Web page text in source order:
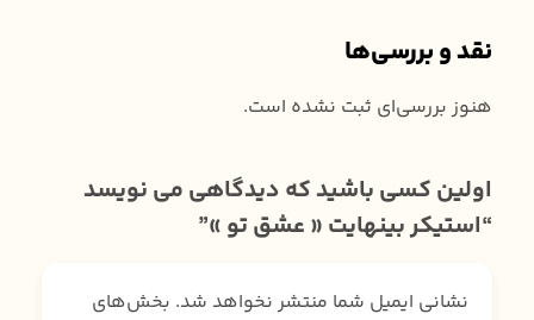
نقد و بررسی‌ها
هنوز بررسی‌ای ثبت نشده است.
اولین کسی باشید که دیدگاهی می نویسد
“استیکر بینهایت « عشق تو »”
نشانی ایمیل شما منتشر نخواهد شد. بخش‌های